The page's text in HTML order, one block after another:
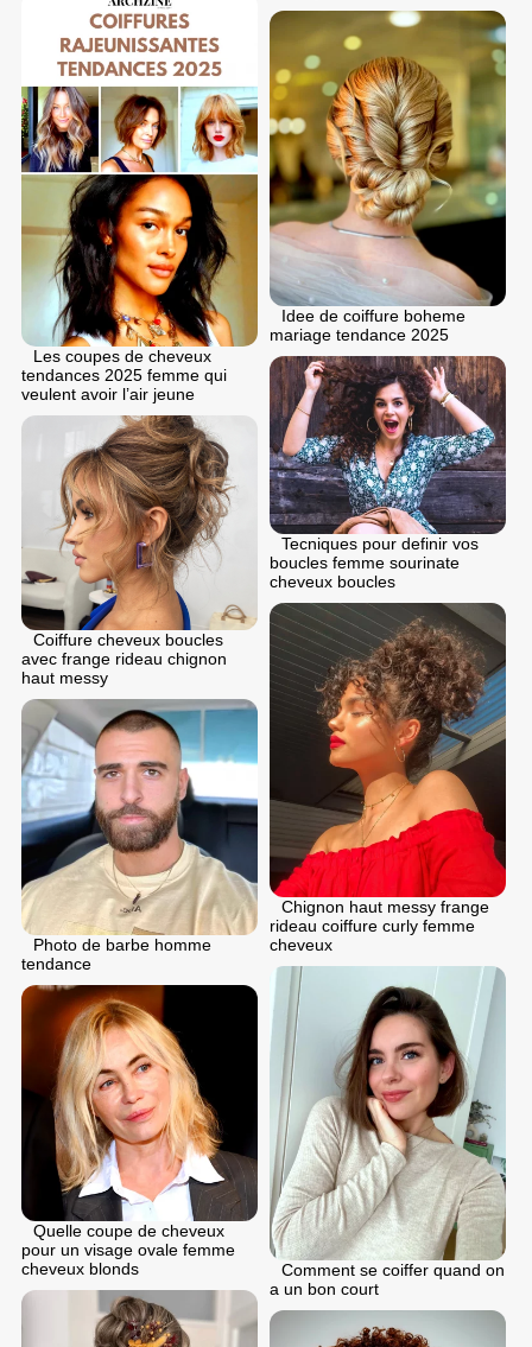
Les coupes de cheveux
tendances 2025 femme qui
veulent avoir l’air jeune
Idee de coiffure boheme
mariage tendance 2025
Tecniques pour definir vos
boucles femme sourinate
cheveux boucles
Coiffure cheveux boucles
avec frange rideau chignon
haut messy
Chignon haut messy frange
rideau coiffure curly femme
cheveux
Photo de barbe homme
tendance
Comment se coiffer quand on
a un bon court
Quelle coupe de cheveux
pour un visage ovale femme
cheveux blonds